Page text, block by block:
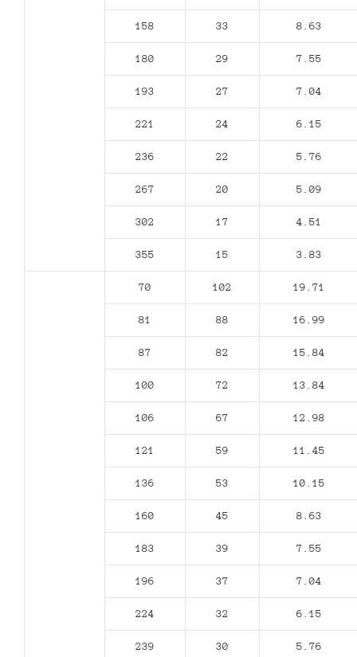
158 33 8.63
180 29 7.55
193 27 7.04
221 24 6.15
236 22 5.76
267 20 5.09
302 17 4.51
355 15 3.83
70 102 19.71
81 88 16.99
87 82 15.84
100 72 13.84
106 67 12.98
121 59 11.45
136 53 10.15
160 45 8.63
183 39 7.55
196 37 7.04
224 32 6.15
239 30 5.76